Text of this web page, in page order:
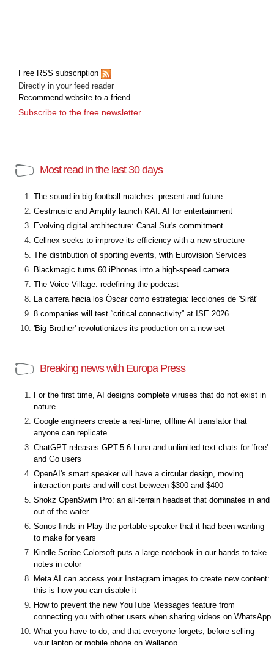
Free RSS subscription
Directly in your feed reader
Recommend website to a friend
Subscribe to the free newsletter
Most read in the last 30 days
The sound in big football matches: present and future
Gestmusic and Amplify launch KAI: AI for entertainment
Evolving digital architecture: Canal Sur's commitment
Cellnex seeks to improve its efficiency with a new structure
The distribution of sporting events, with Eurovision Services
Blackmagic turns 60 iPhones into a high-speed camera
The Voice Village: redefining the podcast
La carrera hacia los Óscar como estrategia: lecciones de 'Sirât'
8 companies will test “critical connectivity” at ISE 2026
'Big Brother' revolutionizes its production on a new set
Breaking news with Europa Press
For the first time, AI designs complete viruses that do not exist in
nature
Google engineers create a real-time, offline AI translator that
anyone can replicate
ChatGPT releases GPT-5.6 Luna and unlimited text chats for 'free'
and Go users
OpenAI's smart speaker will have a circular design, moving
interaction parts and will cost between $300 and $400
Shokz OpenSwim Pro: an all-terrain headset that dominates in and
out of the water
Sonos finds in Play the portable speaker that it had been wanting
to make for years
Kindle Scribe Colorsoft puts a large notebook in our hands to take
notes in color
Meta AI can access your Instagram images to create new content:
this is how you can disable it
How to prevent the new YouTube Messages feature from
connecting you with other users when sharing videos on WhatsApp
What you have to do, and that everyone forgets, before selling
your laptop or mobile phone on Wallapop